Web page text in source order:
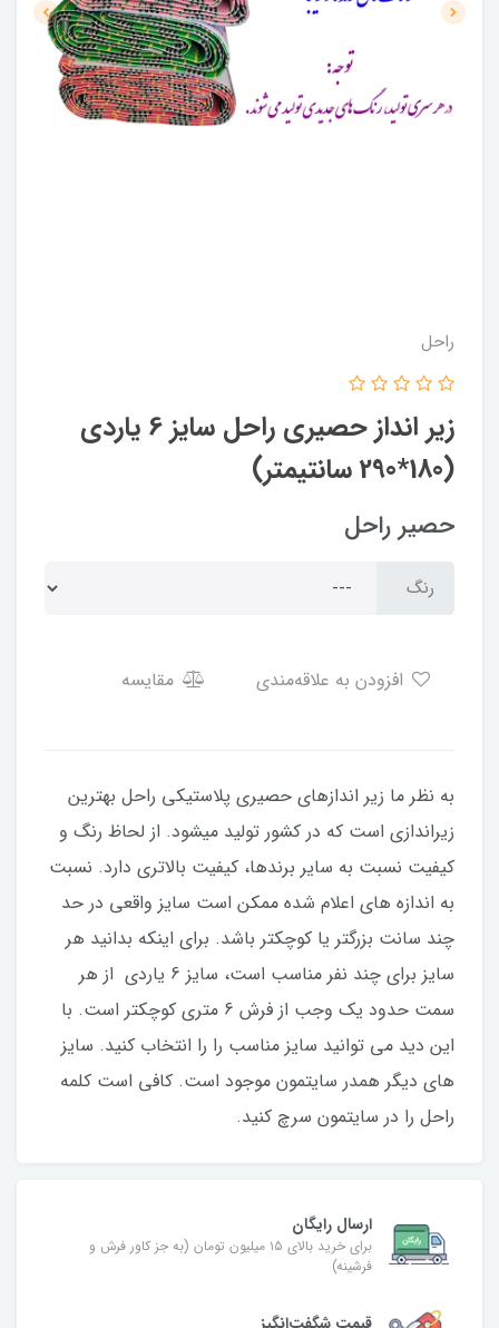
راحل
زیر انداز حصیری راحل سایز 6 یاردی
(180*290 سانتیمتر)
حصیر راحل
رنگ
مقایسه
به نظر ما زیر اندازهای حصیری پلاستیکی راحل بهترین
زیراندازی است که در کشور تولید میشود. از لحاظ رنگ و
کیفیت نسبت به سایر برندها، کیفیت بالاتری دارد. نسبت
به اندازه های اعلام شده ممکن است سایز واقعی در حد
چند سانت بزرگتر یا کوچکتر باشد. برای اینکه بدانید هر
سایز برای چند نفر مناسب است، سایز 6 یاردی از هر
سمت حدود یک وجب از فرش 6 متری کوچکتر است. با
این دید می توانید سایز مناسب را را انتخاب کنید. سایز
های دیگر همدر سایتمون موجود است. کافی است کلمه
راحل را در سایتمون سرچ کنید.
ارسال رایگان
برای خرید بالای ۱۵ میلیون تومان (به جز کاور فرش و
فرشینه)